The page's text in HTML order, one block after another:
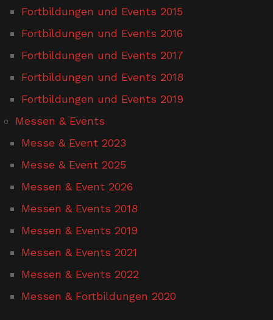
Fortbildungen und Events 2015
Fortbildungen und Events 2016
Fortbildungen und Events 2017
Fortbildungen und Events 2018
Fortbildungen und Events 2019
Messen & Events
Messe & Event 2023
Messe & Event 2025
Messen & Event 2026
Messen & Events 2018
Messen & Events 2019
Messen & Events 2021
Messen & Events 2022
Messen & Fortbildungen 2020